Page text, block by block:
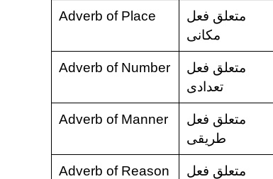
Adverb of Place
متعلق فعل
مکانی
Adverb of Number
متعلق فعل
تعدادی
Adverb of Manner
متعلق فعل
طریقی
Adverb of Reason
متعلق فعل